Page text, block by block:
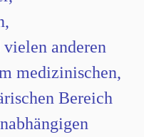
anderen
medizinischen,
Bereich